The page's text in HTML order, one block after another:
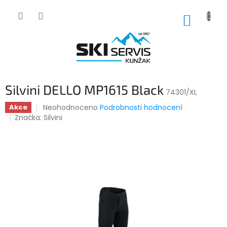
Silvini DELLO MP1615 Black 74301/XL
Akce
Průměrné
hodnocení
Neohodnoceno Podrobnosti hodnocení
Značka:Silvini